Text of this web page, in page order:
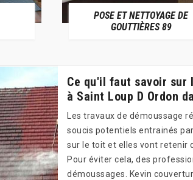
POSE ET NETTOYAGE DE
GOUTTIÈRES 89
Ce qu'il faut savoir sur
à Saint Loup D Ordon
Les travaux de démoussage
soucis potentiels entrainés
sur le toit et elles vont retenir
Pour éviter cela, des
démoussages. Kevin